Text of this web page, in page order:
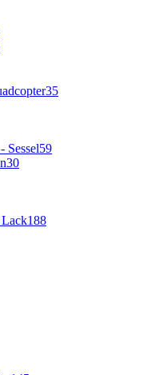
35
Sessel59
30
Lack188